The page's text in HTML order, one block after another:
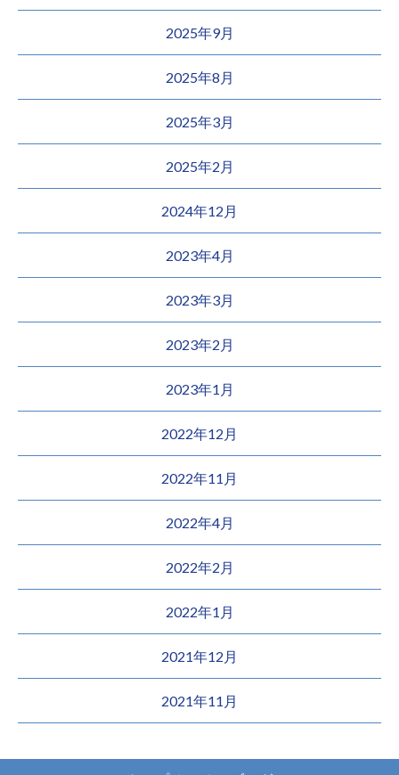
2025年9月
2025年8月
2025年3月
2025年2月
2024年12月
2023年4月
2023年3月
2023年2月
2023年1月
2022年12月
2022年11月
2022年4月
2022年2月
2022年1月
2021年12月
2021年11月